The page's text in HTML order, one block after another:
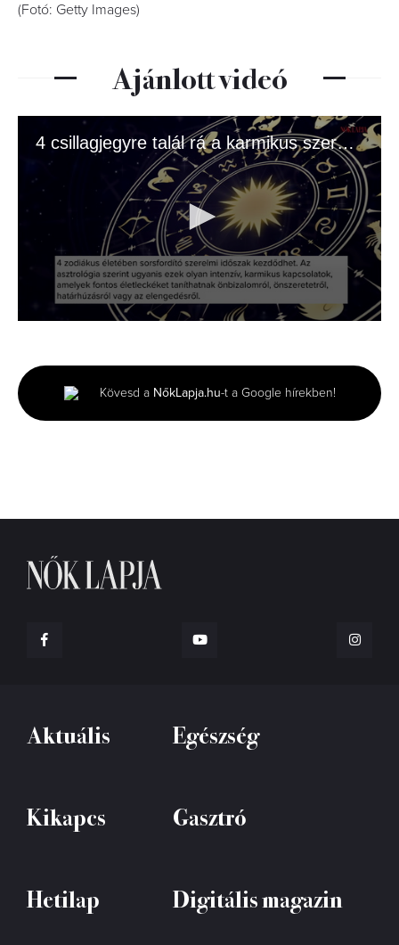
(Fotó: Getty Images)
Ajánlott videó
4 csillagjegyre talál rá a karmikus szerelem júliusban
minute,
6
seconds
Kövesd a NőkLapja.hu-t a Google hírekben!
Aktuális Egészség
Kikapcs Gasztró
Hetilap Digitális magazin